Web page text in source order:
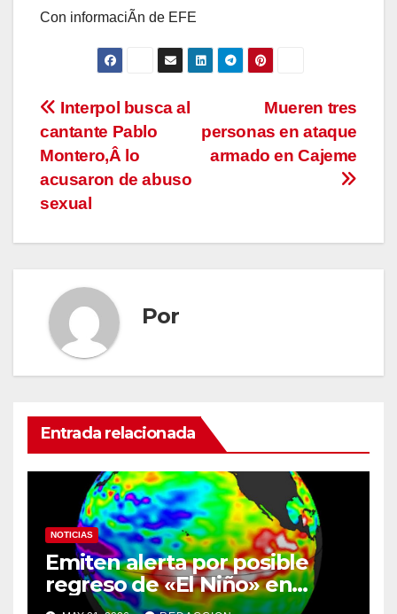
Con informaciÃn de EFE
Navegación
de
entradas
Mueren tres
personas en ataque
armado en Cajeme
Interpol busca al
cantante Pablo
Montero,Â lo
acusaron de abuso
sexual
Por
Entrada relacionada
NOTICIAS
Emiten alerta por posible
regreso de «El Niño» en
verano; descartan confirmar